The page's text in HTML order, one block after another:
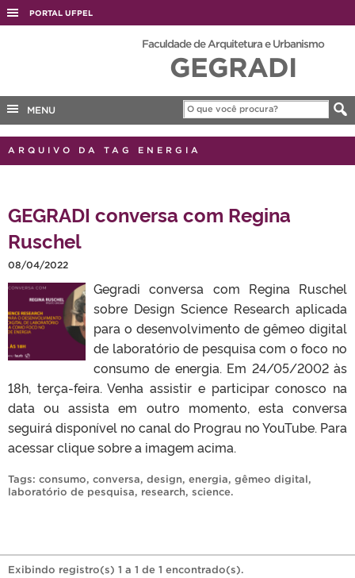
PORTAL UFPEL
EDITAIS
Faculdade de Arquitetura e Urbanismo
GEGRADI
MENU
ARQUIVO DA TAG ENERGIA
GEGRADI conversa com Regina
Ruschel
08/04/2022
Gegradi conversa com Regina Ruschel
sobre Design Science Research aplicada
para o desenvolvimento de gêmeo digital
de laboratório de pesquisa com o foco no
consumo de energia. Em 24/05/2002 às
18h, terça-feira. Venha assistir e participar conosco na
data ou assista em outro momento, esta conversa
seguirá disponível no canal do Prograu no YouTube. Para
acessar clique sobre a imagem acima.
Tags: consumo, conversa, design, energia, gêmeo digital,
laboratório de pesquisa, research, science.
Exibindo registro(s) 1 a 1 de 1 encontrado(s).